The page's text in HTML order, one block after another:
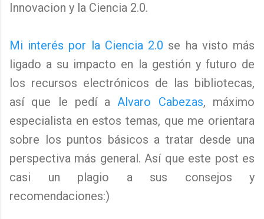
Innovacion y la Ciencia 2.0.
Mi interés por la Ciencia 2.0 se ha visto más
ligado a su impacto en la gestión y futuro de
los recursos electrónicos de las bibliotecas,
así que le pedí aAlvaro Cabezas, máximo
especialista en estos temas, que me orientara
sobre los puntos básicos a tratar desde una
perspectiva más general. Así que este post es
casi un plagio a sus consejos y
recomendaciones:)